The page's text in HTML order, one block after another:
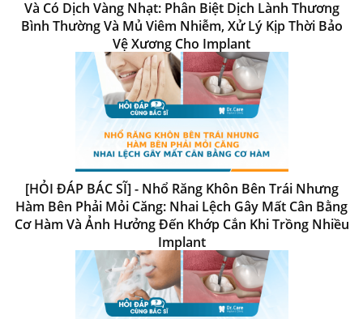
Và Có Dịch Vàng Nhạt: Phân Biệt Dịch Lành Thương
Bình Thường Và Mủ Viêm Nhiễm, Xử Lý Kịp Thời Bảo
Vệ Xương Cho Implant
[HỎI ĐÁP BÁC SĨ] - Nhổ Răng Khôn Bên Trái Nhưng
Hàm Bên Phải Mỏi Căng: Nhai Lệch Gây Mất Cân Bằng
Cơ Hàm Và Ảnh Hưởng Đến Khớp Cắn Khi Trồng Nhiều
Implant